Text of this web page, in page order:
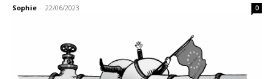
Sophie - 22/06/2023 0